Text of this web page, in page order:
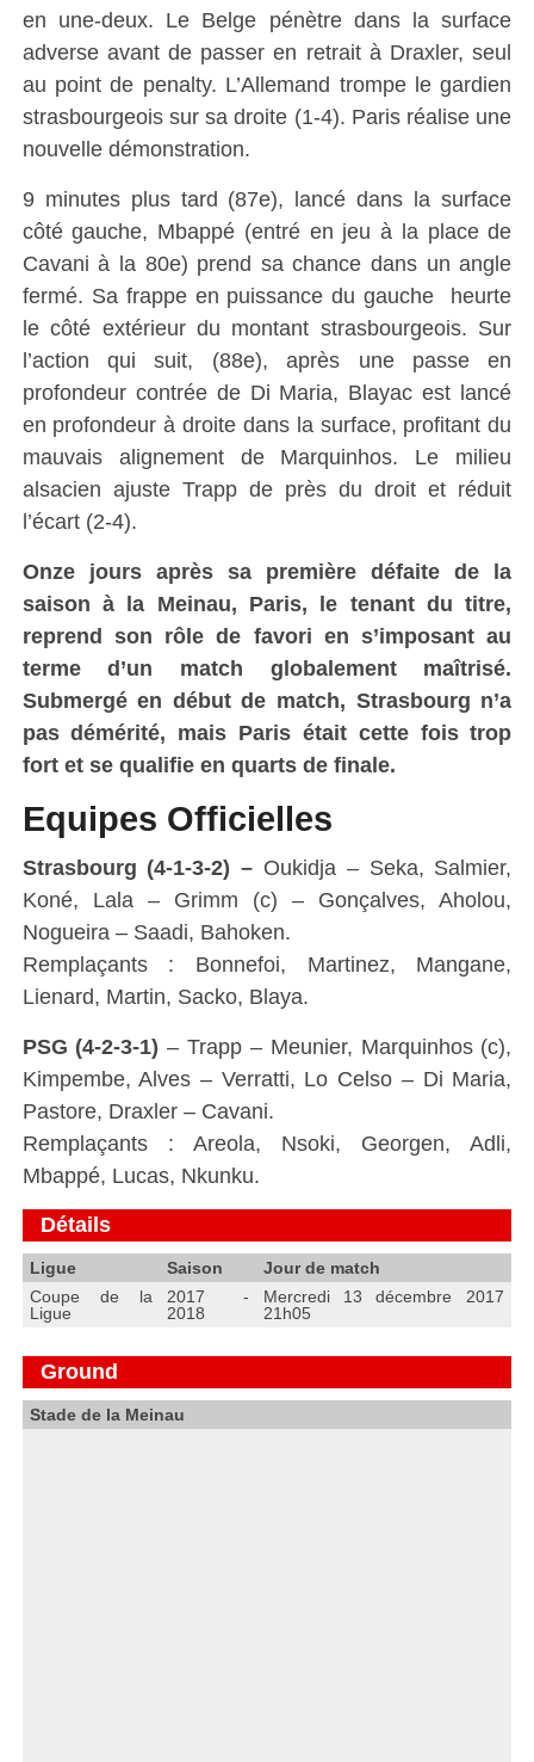
en une-deux. Le Belge pénètre dans la surface
adverse avant de passer en retrait à Draxler, seul
au point de penalty. L’Allemand trompe le gardien
strasbourgeois sur sa droite (1-4). Paris réalise une
nouvelle démonstration.
9 minutes plus tard (87e), lancé dans la surface
côté gauche, Mbappé (entré en jeu à la place de
Cavani à la 80e) prend sa chance dans un angle
fermé. Sa frappe en puissance du gauche heurte
le côté extérieur du montant strasbourgeois. Sur
l’action qui suit, (88e), après une passe en
profondeur contrée de Di Maria, Blayac est lancé
en profondeur à droite dans la surface, profitant du
mauvais alignement de Marquinhos. Le milieu
alsacien ajuste Trapp de près du droit et réduit
l’écart (2-4).
Onze jours après sa première défaite de la
saison à la Meinau, Paris, le tenant du titre,
reprend son rôle de favori en s’imposant au
terme d’un match globalement maîtrisé.
Submergé en début de match, Strasbourg n’a
pas démérité, mais Paris était cette fois trop
fort et se qualifie en quarts de finale.
Equipes Officielles
Strasbourg (4-1-3-2) – Oukidja – Seka, Salmier,
Koné, Lala – Grimm (c) – Gonçalves, Aholou,
Nogueira – Saadi, Bahoken.
Remplaçants : Bonnefoi, Martinez, Mangane,
Lienard, Martin, Sacko, Blaya.
PSG (4-2-3-1) – Trapp – Meunier, Marquinhos (c),
Kimpembe, Alves – Verratti, Lo Celso – Di Maria,
Pastore, Draxler – Cavani.
Remplaçants : Areola, Nsoki, Georgen, Adli,
Mbappé, Lucas, Nkunku.
Détails
Ligue Saison
Jour de match
Coupe de la
Ligue
2017 -
2018
Mercredi 13 décembre 2017
21h05
Ground
Stade de la Meinau